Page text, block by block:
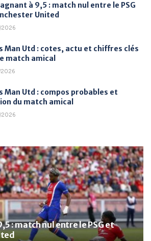
à 9,5 : match nul entre le PSG
United
2026
Man Utd : cotes, actu et chiffres clés
match amical
2026
Man Utd : compos probables et
du match amical
2026
: match nul entre le PSG et